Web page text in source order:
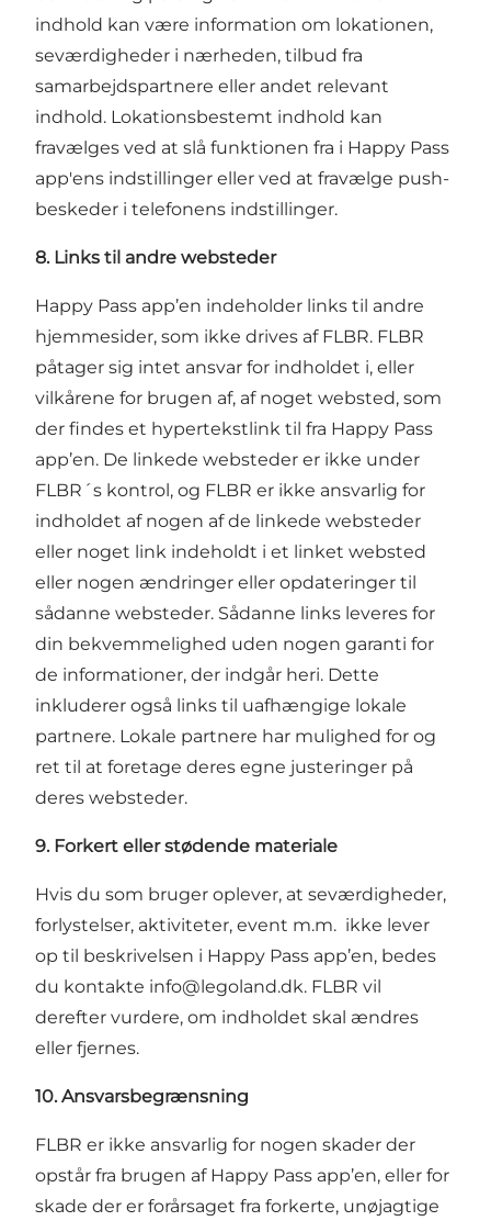
indhold kan være information om lokationen,
seværdigheder i nærheden, tilbud fra
samarbejdspartnere eller andet relevant
indhold. Lokationsbestemt indhold kan
fravælges ved at slå funktionen fra i Happy Pass
app'ens indstillinger eller ved at fravælge push-
beskeder i telefonens indstillinger.
8. Links til andre websteder
Happy Pass app’en indeholder links til andre
hjemmesider, som ikke drives af FLBR. FLBR
påtager sig intet ansvar for indholdet i, eller
vilkårene for brugen af, af noget websted, som
der findes et hypertekstlink til fra Happy Pass
app’en. De linkede websteder er ikke under
FLBR´s kontrol, og FLBR er ikke ansvarlig for
indholdet af nogen af de linkede websteder
eller noget link indeholdt i et linket websted
eller nogen ændringer eller opdateringer til
sådanne websteder. Sådanne links leveres for
din bekvemmelighed uden nogen garanti for
de informationer, der indgår heri. Dette
inkluderer også links til uafhængige lokale
partnere. Lokale partnere har mulighed for og
ret til at foretage deres egne justeringer på
deres websteder.
9. Forkert eller stødende materiale
Hvis du som bruger oplever, at seværdigheder,
forlystelser, aktiviteter, event m.m. ikke lever
op til beskrivelsen i Happy Pass app’en, bedes
du kontakte info@legoland.dk. FLBR vil
derefter vurdere, om indholdet skal ændres
eller fjernes.
10. Ansvarsbegrænsning
FLBR er ikke ansvarlig for nogen skader der
opstår fra brugen af Happy Pass app’en, eller for
skade der er forårsaget fra forkerte, unøjagtige